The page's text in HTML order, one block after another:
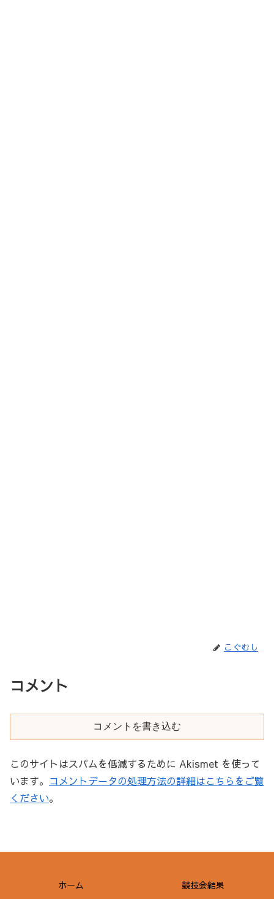
こぐむし
コメント
コメントを書き込む
このサイトはスパムを低減するために Akismet を使って
います。 コメントデータの処理方法の詳細はこちらをご覧
ください。
ホーム
競技会結果